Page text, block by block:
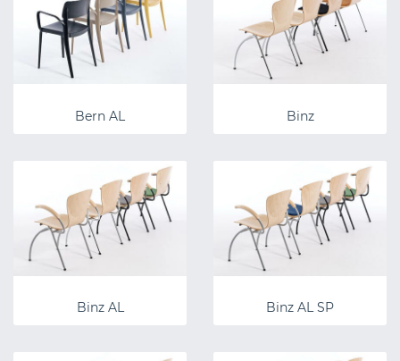
Bern AL Binz
Binz AL Binz AL SP